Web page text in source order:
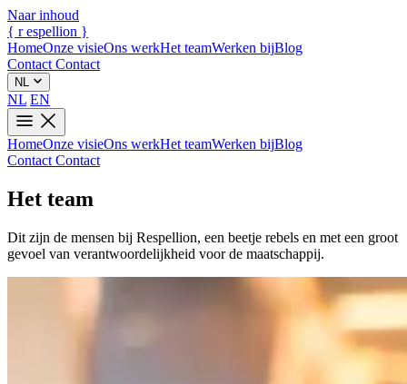
Naar inhoud
{ r espellion }
HomeOnze visieOns werkHet teamWerken bijBlog
Contact Contact
NL
NL EN
HomeOnze visieOns werkHet teamWerken bijBlog
Contact Contact
Het team
Dit zijn de mensen bij Respellion, een beetje rebels en met een groot
gevoel van verantwoordelijkheid voor de maatschappij.